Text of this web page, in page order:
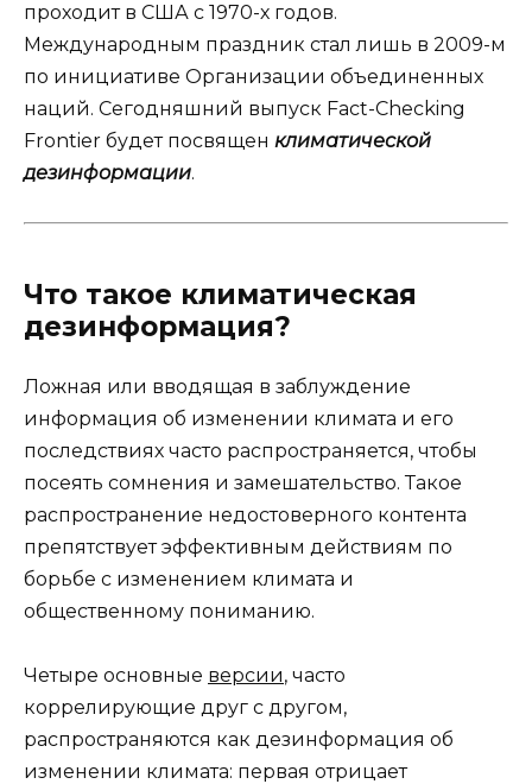
проходит в США с 1970-х годов.
Международным праздник стал лишь в 2009-м
по инициативе Организации объединенных
наций. Сегодняшний выпуск Fact-Checking
Frontier будет посвящен климатической
дезинформации.
Что такое климатическая
дезинформация?
Ложная или вводящая в заблуждение
информация об изменении климата и его
последствиях часто распространяется, чтобы
посеять сомнения и замешательство. Такое
распространение недостоверного контента
препятствует эффективным действиям по
борьбе с изменением климата и
общественному пониманию.
Четыре основные версии, часто
коррелирующие друг с другом,
распространяются как дезинформация об
изменении климата: первая отрицает